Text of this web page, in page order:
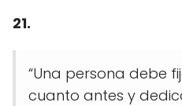
21.
“Una persona debe
cuanto antes y